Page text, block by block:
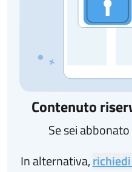
Contenuto
Se sei abbonato
In alternativa,